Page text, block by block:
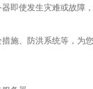
即使发生灾难或故障
施、防洪系统等，为